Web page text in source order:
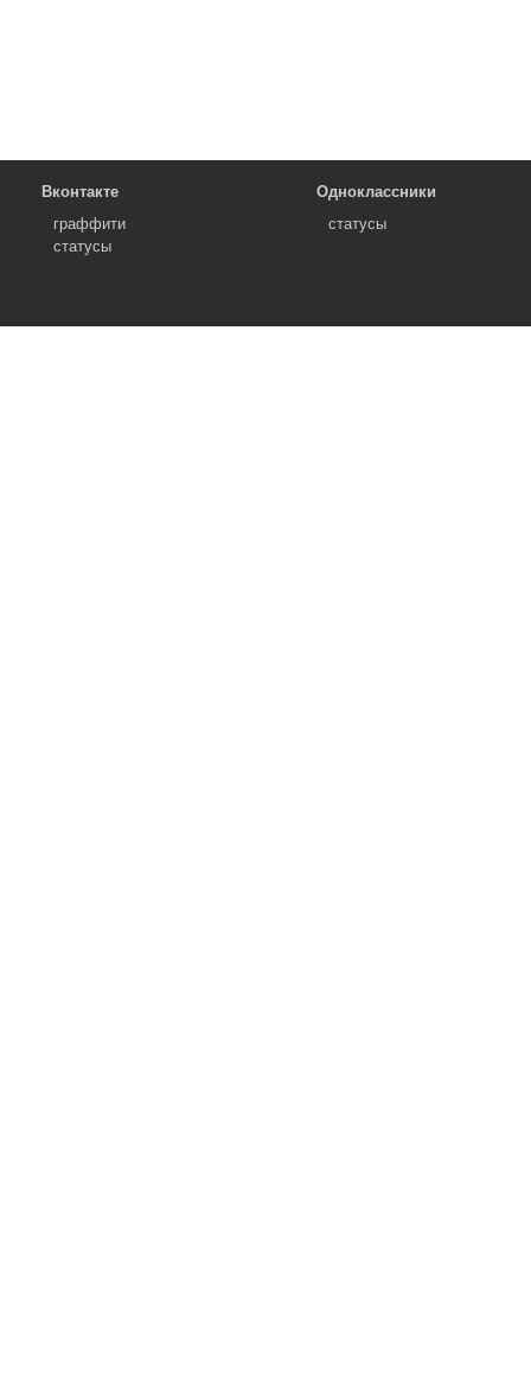
Вконтакте
граффити
статусы
Одноклассники
статусы